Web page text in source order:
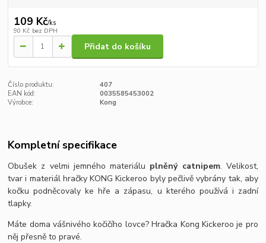
109 Kč/ks
90 Kč bez DPH
Přidat do košíku
Číslo produktu:
407
EAN kód:
0035585453002
Výrobce:
Kong
Kompletní specifikace
Obušek z velmi jemného materiálu plněný catnipem. Velikost,
tvar i materiál hračky KONG Kickeroo byly pečlivě vybrány tak, aby
kočku podněcovaly ke hře a zápasu, u kterého používá i zadní
tlapky.
Máte doma vášnivého kočičího lovce? Hračka Kong Kickeroo je pro
něj přesně to pravé.